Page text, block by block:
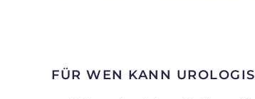
FÜR WEN KANN